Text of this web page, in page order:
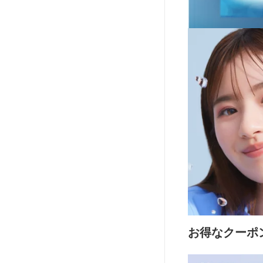
お得なクーポ